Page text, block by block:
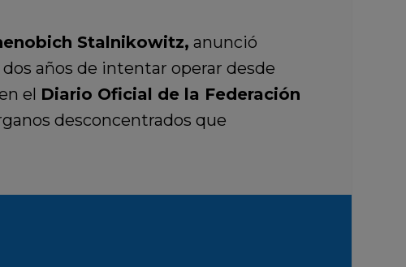
Stalnikowitz, anunció
dos años de intentar operar desde
el Diario Oficial de la Federación
desconcentrados que